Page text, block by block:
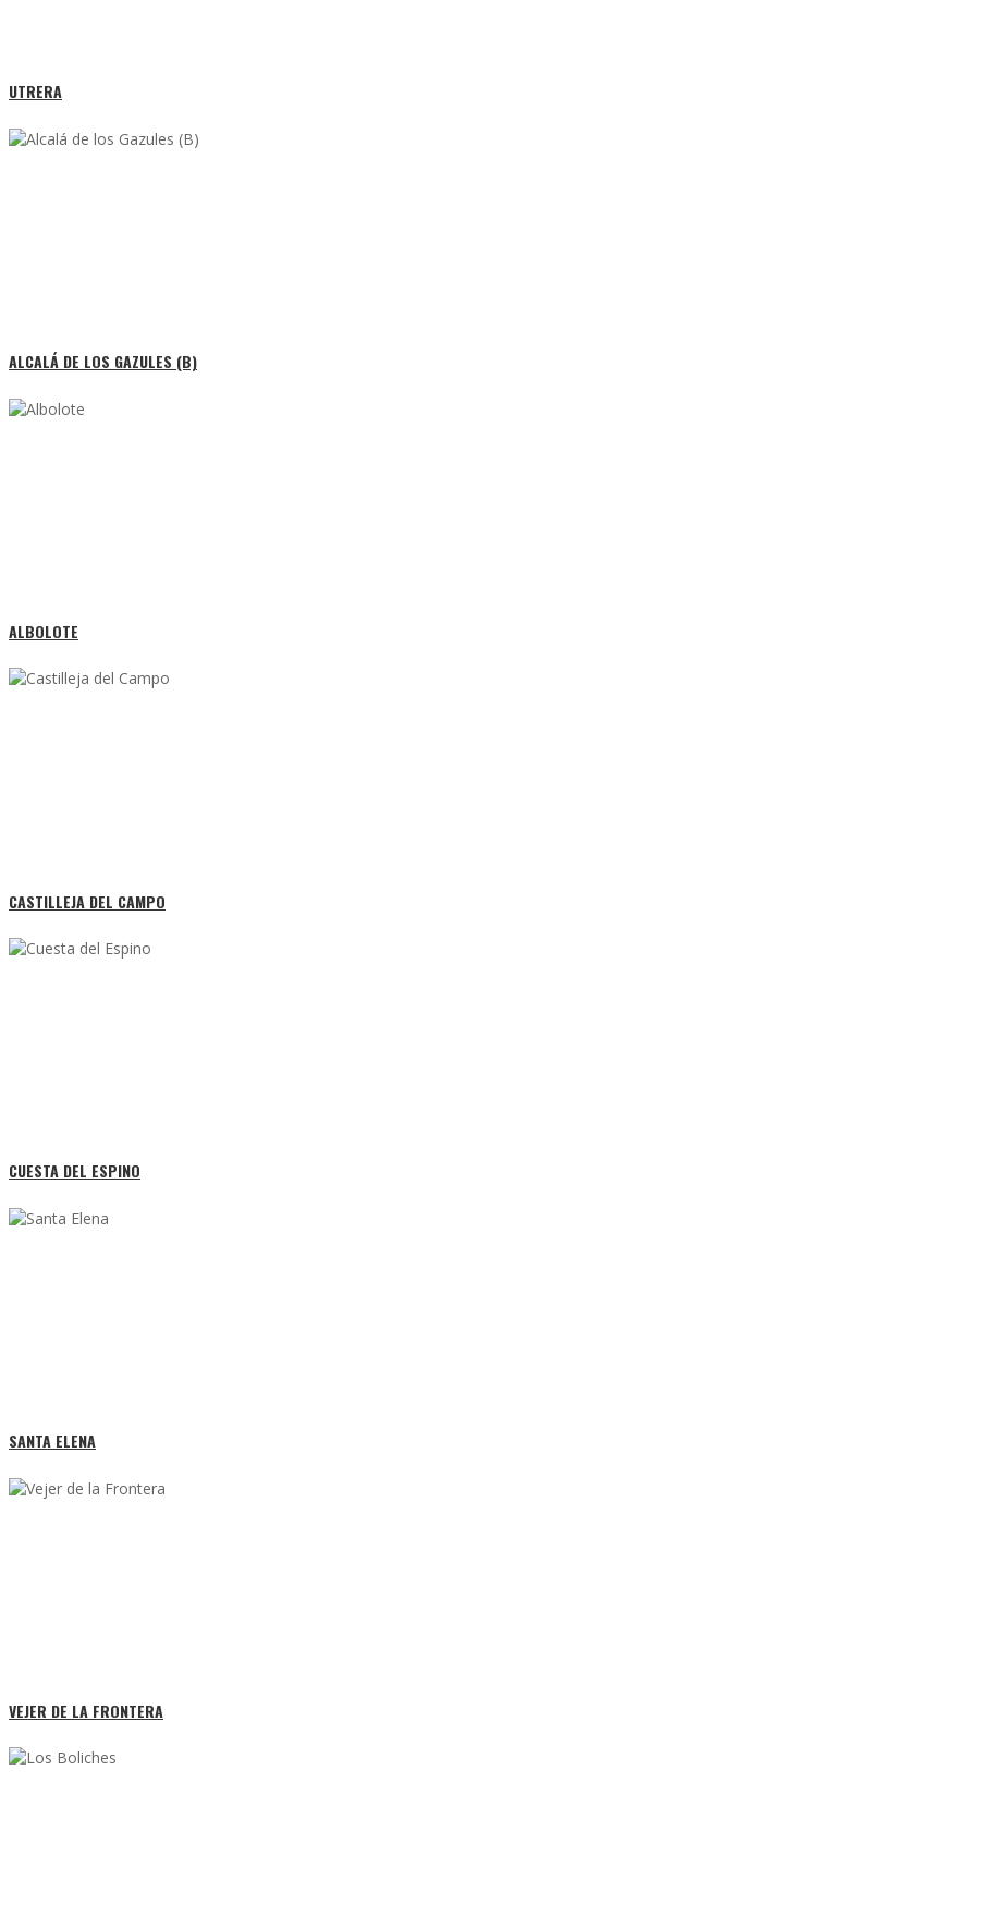
UTRERA
ALCALÁ DE LOS GAZULES (B)
ALBOLOTE
CASTILLEJA DEL CAMPO
CUESTA DEL ESPINO
SANTA ELENA
VEJER DE LA FRONTERA